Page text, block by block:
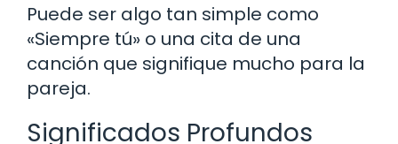
Puede ser algo tan simple como
«Siempre tú» o una cita de una
canción que signifique mucho para la
pareja.
Significados Profundos